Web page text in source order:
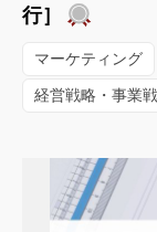
行］
マーケティング
経営戦略・事業